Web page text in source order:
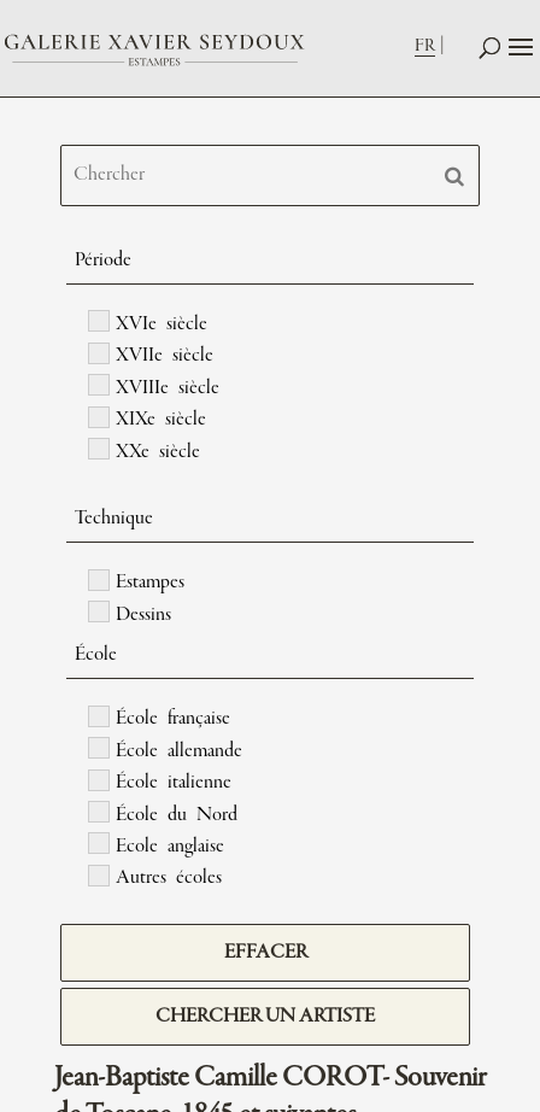
FR
Période
XVIe siècle
XVIIe siècle
XVIIIe siècle
XIXe siècle
XXe siècle
Technique
Estampes
Dessins
École
École française
École allemande
École italienne
École du Nord
Ecole anglaise
Autres écoles
EFFACER
CHERCHER UN ARTISTE
Jean-Baptiste Camille COROT- Souvenir